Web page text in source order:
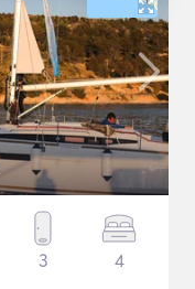
3 4